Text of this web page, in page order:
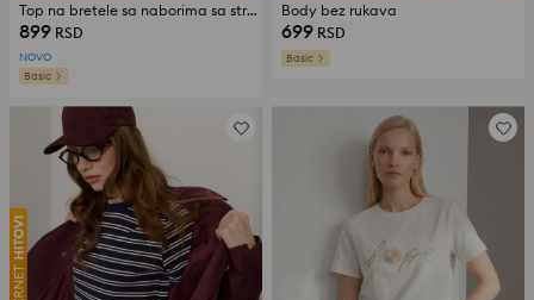
Top na bretele sa naborima sa strane
899 RSD
NOVO
Basic
Body bez rukava
699 RSD
Basic